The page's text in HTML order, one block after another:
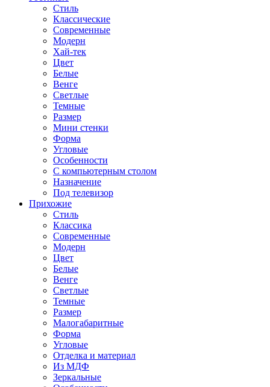
Стиль
Классические
Современные
Модерн
Хай-тек
Цвет
Белые
Венге
Светлые
Темные
Размер
Мини стенки
Форма
Угловые
Особенности
С компьютерным столом
Назначение
Под телевизор
Прихожие
Стиль
Классика
Современные
Модерн
Цвет
Белые
Венге
Светлые
Темные
Размер
Малогабаритные
Форма
Угловые
Отделка и материал
Из МДФ
Зеркальные